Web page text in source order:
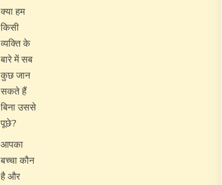
क्या हम
किसी
व्यक्ति के
बारे में सब
कुछ जान
सकते हैं
बिना उससे
पूछे?
आपका
बच्चा कौन
है और